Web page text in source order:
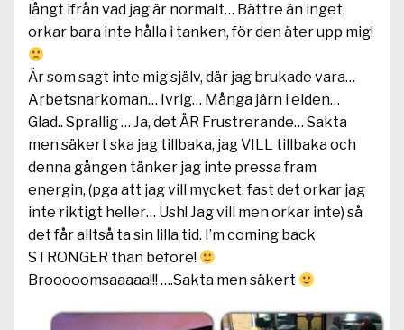
långt ifrån vad jag är normalt… Bättre än inget,
orkar bara inte hålla i tanken, för den äter upp mig!
Är som sagt inte mig själv, där jag brukade vara…
Arbetsnarkoman… Ivrig… Många järn i elden…
Glad.. Sprallig … Ja, det ÄR Frustrerande… Sakta
men säkert ska jag tillbaka, jag VILL tillbaka och
denna gången tänker jag inte pressa fram
energin, (pga att jag vill mycket, fast det orkar jag
inte riktigt heller… Ush! Jag vill men orkar inte) så
det får alltså ta sin lilla tid. I’m coming back
STRONGER than before!
Brooooomsaaaaa!!! ….Sakta men säkert